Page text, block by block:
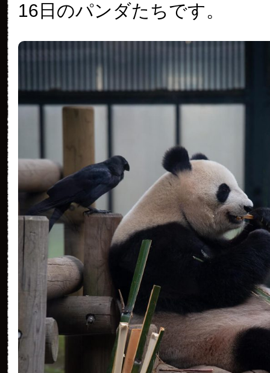
16日のパンダたちです。